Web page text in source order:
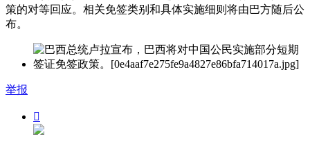
策的对等回应。相关免签类别和具体实施细则将由巴方随后公
布。
举报
